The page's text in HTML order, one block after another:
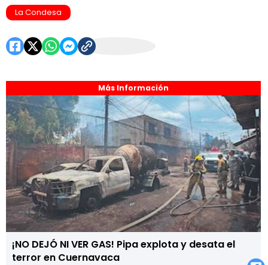
Más Información
¡NO DEJÓ NI VER GAS! Pipa explota y desata el
terror en Cuernavaca
La Condesa